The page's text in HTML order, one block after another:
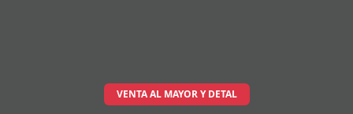
VENTA AL MAYOR Y DETAL